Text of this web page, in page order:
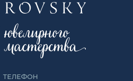
ТЕЛЕФОН